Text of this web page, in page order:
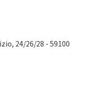
24/26/28 - 59100